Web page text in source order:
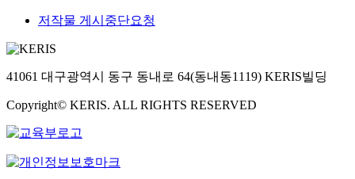
저작물 게시중단요청
41061 대구광역시 동구 동내로 64(동내동1119) KERIS빌딩
Copyright© KERIS. ALL RIGHTS RESERVED